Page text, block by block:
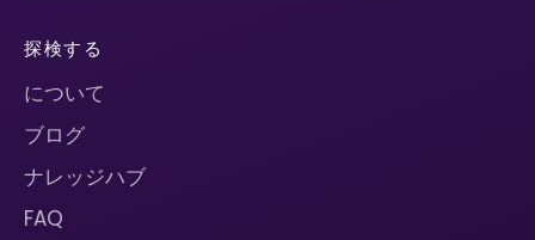
探検する
について
ブログ
ナレッジハブ
FAQ